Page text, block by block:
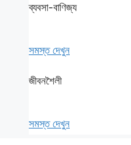
ব্যবসা-বাণিজ্য
সমস্ত দেখুন
জীবনশৈলী
সমস্ত দেখুন